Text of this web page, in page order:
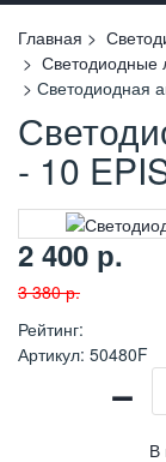
Главная
Светодиодные
Светодиодная
- 10
2 400 р.
3 380р.
Рейтинг:
Артикул: 50480F
−